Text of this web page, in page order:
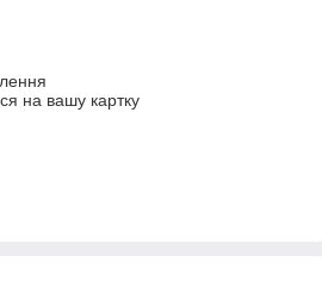
на вашу картку